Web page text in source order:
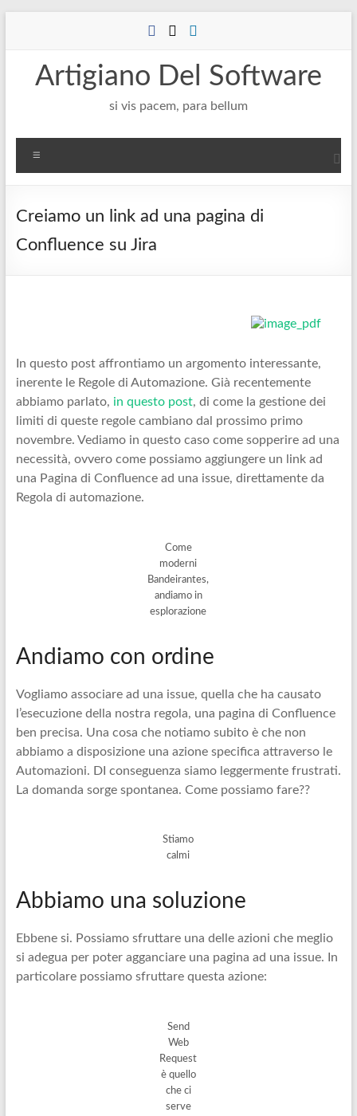
Artigiano Del Software
si vis pacem, para bellum
Creiamo un link ad una pagina di
Confluence su Jira
In questo post affrontiamo un argomento interessante,
inerente le Regole di Automazione. Già recentemente
abbiamo parlato, in questo post, di come la gestione dei
limiti di queste regole cambiano dal prossimo primo
novembre. Vediamo in questo caso come sopperire ad una
necessità, ovvero come possiamo aggiungere un link ad
una Pagina di Confluence ad una issue, direttamente da
Regola di automazione.
Come
moderni
Bandeirantes,
andiamo in
esplorazione
Andiamo con ordine
Vogliamo associare ad una issue, quella che ha causato
l’esecuzione della nostra regola, una pagina di Confluence
ben precisa. Una cosa che notiamo subito è che non
abbiamo a disposizione una azione specifica attraverso le
Automazioni. DI conseguenza siamo leggermente frustrati.
La domanda sorge spontanea. Come possiamo fare??
Stiamo
calmi
Abbiamo una soluzione
Ebbene si. Possiamo sfruttare una delle azioni che meglio
si adegua per poter agganciare una pagina ad una issue. In
particolare possiamo sfruttare questa azione:
Send
Web
Request
è quello
che ci
serve